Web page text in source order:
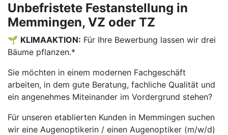
Unbefristete Festanstellung in
Memmingen, VZ oder TZ
🌱 KLIMAAKTION: Für Ihre Bewerbung lassen wir drei
Bäume pflanzen.*
Sie möchten in einem modernen Fachgeschäft
arbeiten, in dem gute Beratung, fachliche Qualität und
ein angenehmes Miteinander im Vordergrund stehen?
Für unseren etablierten Kunden in Memmingen suchen
wir eine Augenoptikerin / einen Augenoptiker (m/w/d)